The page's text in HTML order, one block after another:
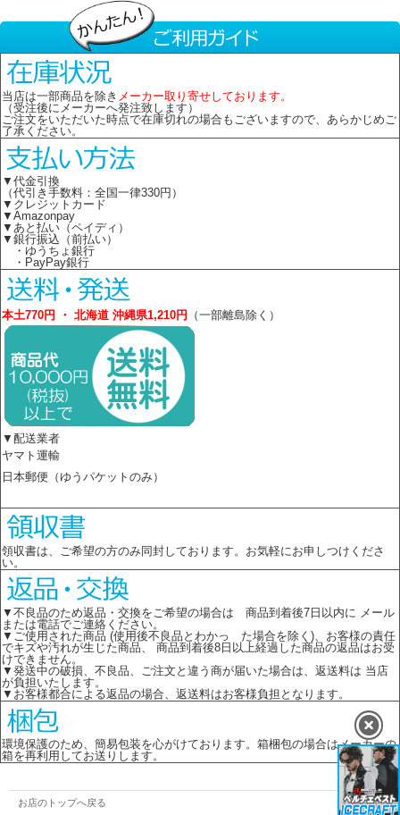
当店は一部商品を除き メーカー取り寄せしております。
（受注後にメーカーへ発注致します）
ご注文をいただいた時点で在庫切れの場合もございますので、あらかじめご
了承ください。
▼代金引換
（代引き手数料：全国一律330円）
▼クレジットカード
▼Amazonpay
▼あと払い（ペイディ）
▼銀行振込（前払い）
・ゆうちょ銀行
・PayPay銀行
本土770円 ・ 北海道 沖縄県1,210円 （一部離島除く）
▼配送業者
ヤマト運輸
日本郵便（ゆうパケットのみ）
領収書は、ご希望の方のみ同封しております。お気軽にお申しつけくださ
い。
▼不良品のため返品・交換をご希望の場合は 商品到着後7日以内に メール
または電話でご連絡ください。
▼ご使用された商品 (使用後不良品とわかっ た場合を除く)、お客様の責任
でキズや汚れが生じた商品、 商品到着後8日以上経過した商品の返品はお受
けできません。
▼発送中の破損、不良品、ご注文と違う商が届いた場合は、返送料は 当店
が負担いたします。
▼お客様都合による返品の場合、返送料はお客様負担となります。
環境保護のため、簡易包装を心がけております。箱梱包の場合はメーカーの
箱を再利用してお送りします。
お店のトップへ戻る